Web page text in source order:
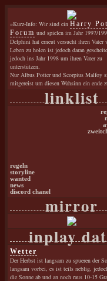
»Kurz-Info: Wir sind ein Harry
Forum und spielen im Jahr 1997/
Delphini hat erneut versucht ihren Vater
Leben zu holen ist jedoch daran
jedoch ins Jahr 1998 um ihren Vater zu
unterstützen.
Nur Albus Potter und Scorpius Malfoy
mitgereist um diesen Wahsinn ein ende
linklist
regeln
storyline
wanted
news
discord chanel
mirror
inplay
Wetter
Der Herbst ist langsam zu spueren der
langsam vorbei, es ist teils neblig,
die Sonne ab und an noch raus 10-15